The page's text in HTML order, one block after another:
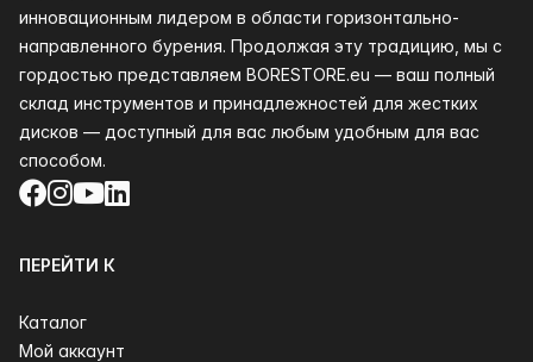
инновационным лидером в области горизонтально-
направленного бурения. Продолжая эту традицию, мы с
гордостью представляем BORESTORE.eu — ваш полный
склад инструментов и принадлежностей для жестких
дисков — доступный для вас любым удобным для вас
способом.
Facebook
Instagram
YouTube
LinkedIn
ПЕРЕЙТИ К
Каталог
Мой аккаунт